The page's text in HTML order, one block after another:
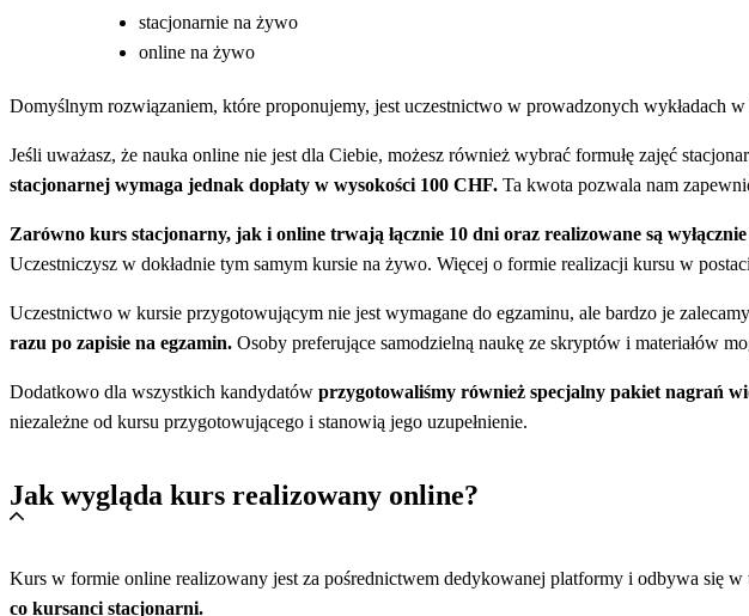
stacjonarnie na żywo
online na żywo
Domyślnym rozwiązaniem, które proponujemy, jest uczestnictwo w prowadzonych wykładach
Jeśli uważasz, że nauka online nie jest dla Ciebie, możesz również wybrać formułę zajęć
stacjonarnej wymaga jednak dopłaty w wysokości 100 CHF. Ta kwota pozwala nam
Zarówno kurs stacjonarny, jak i online trwają łącznie 10 dni oraz realizowane są
Uczestniczysz w dokładnie tym samym kursie na żywo. Więcej o formie realizacji kursu w
Uczestnictwo w kursie przygotowującym nie jest wymagane do egzaminu, ale bardzo je
razu po zapisie na egzamin. Osoby preferujące samodzielną naukę ze skryptów i materiałów
Dodatkowo dla wszystkich kandydatów przygotowaliśmy również specjalny pakiet nagrań
niezależne od kursu przygotowującego i stanowią jego uzupełnienie.
Jak wygląda kurs realizowany online?
Kurs w formie online realizowany jest za pośrednictwem dedykowanej platformy i odbywa się w
co kursanci stacjonarni.